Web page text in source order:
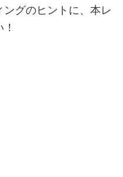
グのヒントに、本レ